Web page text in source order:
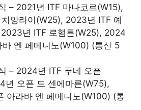
– 2021년 ITF 마나코르(W15),
앙라이(W25), 2023년 ITF 예
년 ITF 로햄튼(W25), 2024
바 엔 페메니노(W100) (통산 5
– 2024년 ITF 푸네 오픈
년 오픈 드 센에마른(W75),
아라바 엔 페메니노(W100) (통